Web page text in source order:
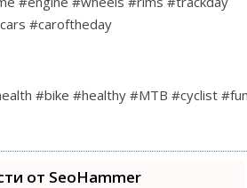
#caroftheday
#bike #healthy #MTB #cyclist
от SeoHammer